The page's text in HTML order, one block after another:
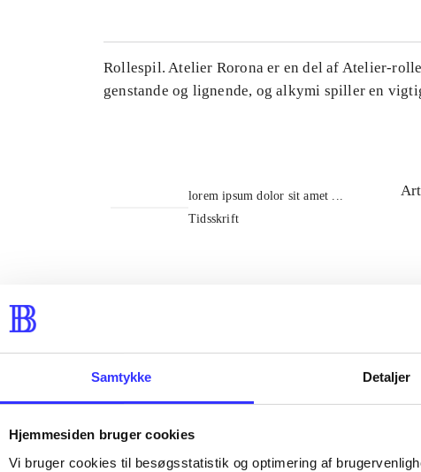
Samtykke Detaljer
Hjemmesiden bruger cookies
Vi bruger cookies til besøgsstatistik og optimering af
Rollespil. Atelier Rorona er en del af Atelier-
genstande og lignende, og alkymi spiller en
lorem ipsum dolor sit amet ...
Tidsskrift